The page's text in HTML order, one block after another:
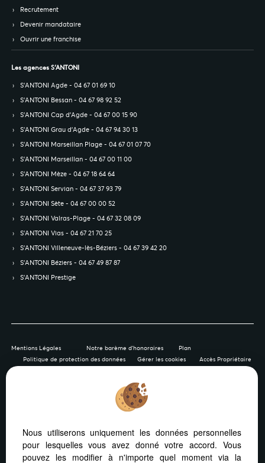
Recrutement
Devenir mandataire
Ouvrir une franchise
Les agences S’ANTONI
S’ANTONI Agde - 04 67 01 69 10
S’ANTONI Bessan - 04 67 98 92 52
S’ANTONI Cap d'Agde - 04 67 00 15 90
S’ANTONI Grau d'Agde - 04 67 94 30 13
S’ANTONI Marseillan Plage - 04 67 01 07 70
S’ANTONI Marseillan - 04 67 00 11 00
S’ANTONI Mèze - 04 67 18 64 64
S’ANTONI Servian - 04 67 37 93 79
S’ANTONI Sète - 04 67 00 00 52
S’ANTONI Valras-Plage - 04 67 32 08 09
S’ANTONI Vias - 04 67 21 70 25
S’ANTONI Villeneuve-lès-Béziers - 04 67 39 42 20
S’ANTONI Béziers - 04 67 49 87 87
S’ANTONI Prestige
Mentions Légales Notre barème d'honoraires
Plan
Politique de protection des données
Gérer les cookies Accès Propriétaire
Afin de vous offrir un confort de lecture permanent, depuis
votre PC, votre tablette ou votre smartphone, notre site
s’adapte automatiquement aux différents types d'écrans
Nous utiliserons uniquement les données personnelles
pour lesquelles vous avez donné votre accord. Vous
pouvez les modifier à n'importe quel moment via la